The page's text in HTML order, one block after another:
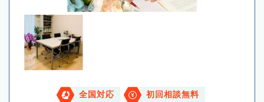
全国対応 初回相談無料